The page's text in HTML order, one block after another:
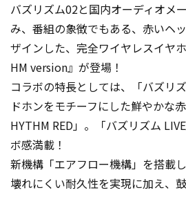
バズリズム02と国内オーディオメ
み、番組の象徴でもある、赤いヘ
ザインした、完全ワイヤレスイヤ
HM version』が登場！
コラボの特長としては、「バズリ
ドホンをモチーフにした鮮やかな
HYTHM RED」。「バズリズム
ボ感満載！
新機構「エアフロー機構」を搭載
壊れにくい耐久性を実現に加え、